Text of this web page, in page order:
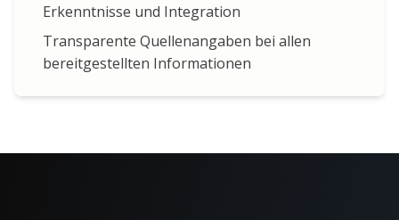
Erkenntnisse und Integration
Transparente Quellenangaben bei allen
bereitgestellten Informationen